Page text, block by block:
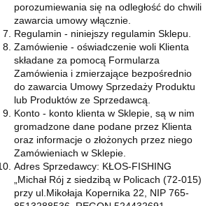
porozumiewania się na odległość do chwili
zawarcia umowy włącznie.
Regulamin - niniejszy regulamin Sklepu.
Zamówienie - oświadczenie woli Klienta
składane za pomocą Formularza
Zamówienia i zmierzające bezpośrednio
do zawarcia Umowy Sprzedaży Produktu
lub Produktów ze Sprzedawcą.
Konto - konto klienta w Sklepie, są w nim
gromadzone dane podane przez Klienta
oraz informacje o złożonych przez niego
Zamówieniach w Sklepie.
Adres Sprzedawcy: KŁOS-FISHING
„Michał Rój z siedzibą w Policach (72-015)
przy ul.Mikołaja Kopernika 22, NIP 765-